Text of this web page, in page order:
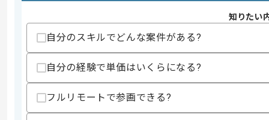
その他募集要項
作業開始日
知りたい
自分のスキルでどんな案件がある?
自分の経験で単価はいくらになる?
フルリモートで参画できる?